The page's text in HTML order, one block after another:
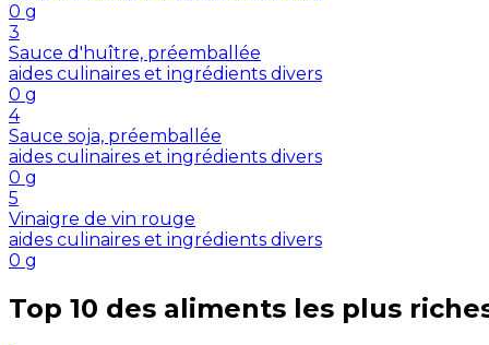
0 g
3
Sauce d'huître, préemballée
aides culinaires et ingrédients divers
0 g
4
Sauce soja, préemballée
aides culinaires et ingrédients divers
0 g
5
Vinaigre de vin rouge
aides culinaires et ingrédients divers
0 g
Top 10 des aliments les plus